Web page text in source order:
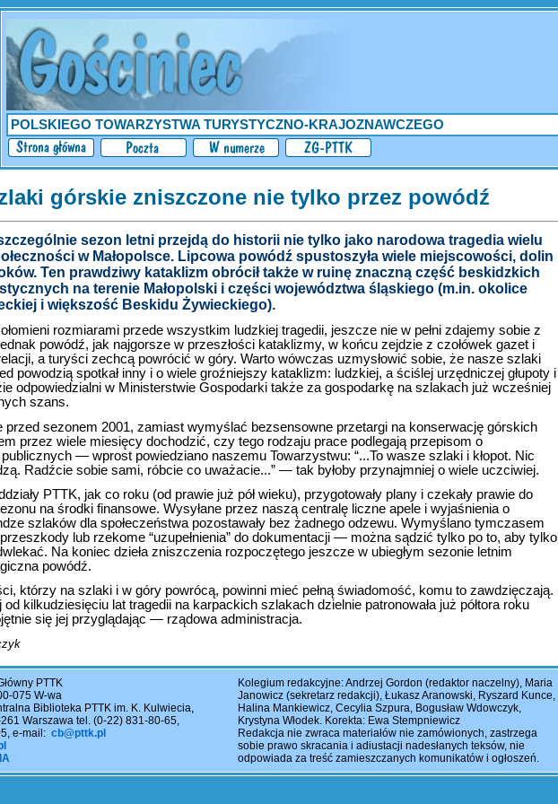
POLSKIEGO TOWARZYSTWA TURYSTYCZNO-KRAJOZNAWCZEGO
górskie zniszczone nie tylko przez powódź
sezon letni przejdą do historii nie tylko jako narodowa tragedia wielu
w Małopolsce. Lipcowa powódź spustoszyła wiele miejscowości, dolin
Ten prawdziwy kataklizm obrócił także w ruinę znaczną część beskidzkich
na terenie Małopolski i części województwa śląskiego (m.in. okolice
i większość Beskidu Żywieckiego).
rozmiarami przede wszystkim ludzkiej tragedii, jeszcze nie w pełni zdajemy sobie z
powódź, jak najgorsze w przeszłości kataklizmy, w końcu zejdzie z czołówek gazet i
a turyści zechcą powrócić w góry. Warto wówczas uzmysłowić sobie, że nasze szlaki
powodzią spotkał inny i o wiele groźniejszy kataklizm: ludzkiej, a ściślej urzędniczej głupoty i
odpowiedzialni w Ministerstwie Gospodarki także za gospodarkę na szlakach już wcześniej
szans.
przed sezonem 2001, zamiast wymyślać bezsensowne przetargi na konserwację górskich
przez wiele miesięcy dochodzić, czy tego rodzaju prace podlegają przepisom o
— wprost powiedziano naszemu Towarzystwu: “...To wasze szlaki i kłopot. Nic
Radźcie sobie sami, róbcie co uważacie...” — tak byłoby przynajmniej o wiele uczciwiej.
PTTK, jak co roku (od prawie już pół wieku), przygotowały plany i czekały prawie do
na środki finansowe. Wysyłane przez naszą centralę liczne apele i wyjaśnienia o
szlaków dla społeczeństwa pozostawały bez żadnego odzewu. Wymyślano tymczasem
lub rzekome “uzupełnienia” do dokumentacji — można sądzić tylko po to, aby tylko
Na koniec dzieła zniszczenia rozpoczętego jeszcze w ubiegłym sezonie letnim
powódź.
którzy na szlaki i w góry powrócą, powinni mieć pełną świadomość, komu to zawdzięczają.
od kilkudziesięciu lat tragedii na karpackich szlakach dzielnie patronowała już półtora roku
się jej przyglądając — rządowa administracja.
PTTK
075 W-wa
Biblioteka PTTK im. K. Kulwiecia,
Warszawa tel. (0-22) 831-80-65,
e-mail: cb@pttk.pl
Kolegium redakcyjne: Andrzej Gordon (redaktor naczelny), Maria
Janowicz (sekretarz redakcji), Łukasz Aranowski, Ryszard Kunce,
Halina Mankiewicz, Cecylia Szpura, Bogusław Wdowczyk,
Krystyna Włodek. Korekta: Ewa Stempniewicz
Redakcja nie zwraca materiałów nie zamówionych, zastrzega
sobie prawo skracania i adiustacji nadesłanych teksów, nie
odpowiada za treść zamieszczanych komunikatów i ogłoszeń.